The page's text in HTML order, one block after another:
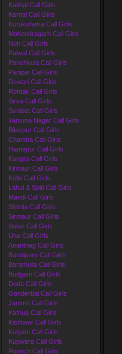
Kaithal Call Girls
Karnal Call Girls
Kurukshetra Call Girls
Mahendragarh Call Girls
Nuh Call Girls
Palwal Call Girls
Panchkula Call Girls
Panipat Call Girls
Rewari Call Girls
Rohtak Call Girls
Sirsa Call Girls
Sonipat Call Girls
Yamuna Nagar Call Girls
Bilaspur Call Girls
Chamba Call Girls
Hamirpur Call Girls
Kangra Call Girls
Kinnaur Call Girls
Kullu Call Girls
Lahul & Spiti Call Girls
Mandi Call Girls
Shimla Call Girls
Sirmaur Call Girls
Solan Call Girls
Una Call Girls
Anantnag Call Girls
Bandipore Call Girls
Baramulla Call Girls
Budgam Call Girls
Doda Call Girls
Ganderbal Call Girls
Jammu Call Girls
Kathua Call Girls
Kishtwar Call Girls
Kulgam Call Girls
Kupwara Call Girls
Poonch Call Girls